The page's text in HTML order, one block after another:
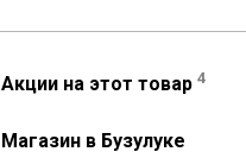
Акции на этот товар 4
Магазин в Бузулуке